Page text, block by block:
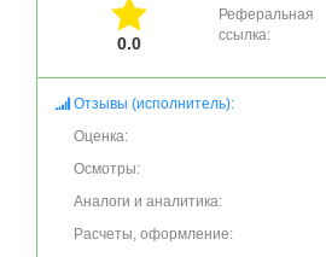
0.0
Реферальная
ссылка:
Отзывы (исполнитель):
Оценка:
Осмотры:
Аналоги и аналитика:
Расчеты, оформление: